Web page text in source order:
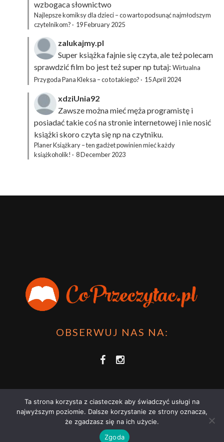
wzbogaca słownictwo
Najlepsze komiksy dla dzieci – co warto podsunąć najmłodszym
czytelnikom? · 19 February 2025
zalukajmy.pl
Super książka fajnie się czyta, ale też polecam
sprawdzić film bo jest też super np tutaj: Wirtualna
Przygoda Pana Kleksa – co to takiego? · 15 April 2024
xdziUnia92
Zawsze można mieć męża programistę i
posiadać takie coś na stronie internetowej i nie nosić
książki skoro czyta się np na czytniku.
Planer Książkary – ten gadżet powinien mieć każdy
książkoholik! · 8 December 2023
OBSERWUJ NAS NA:
COPRZECZYTAĆ.PL 2021 | STRONA WYKORZYSTUJE PLIKI COOKIES |
POLITYKĄ PRYWATNOŚCI
Ta strona korzysta z ciasteczek aby świadczyć usługi na
najwyższym poziomie. Dalsze korzystanie ze strony oznacza,
że zgadzasz się na ich użycie.
Zgoda